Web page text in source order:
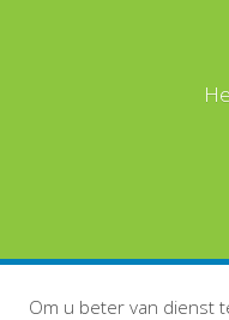
Om u beter van dienst